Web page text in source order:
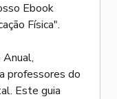
Ebook
Física".
professores do
Este guia